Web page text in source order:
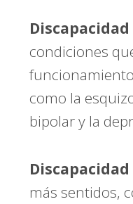
condiciones
como la
bipolar y la
más sentidos,